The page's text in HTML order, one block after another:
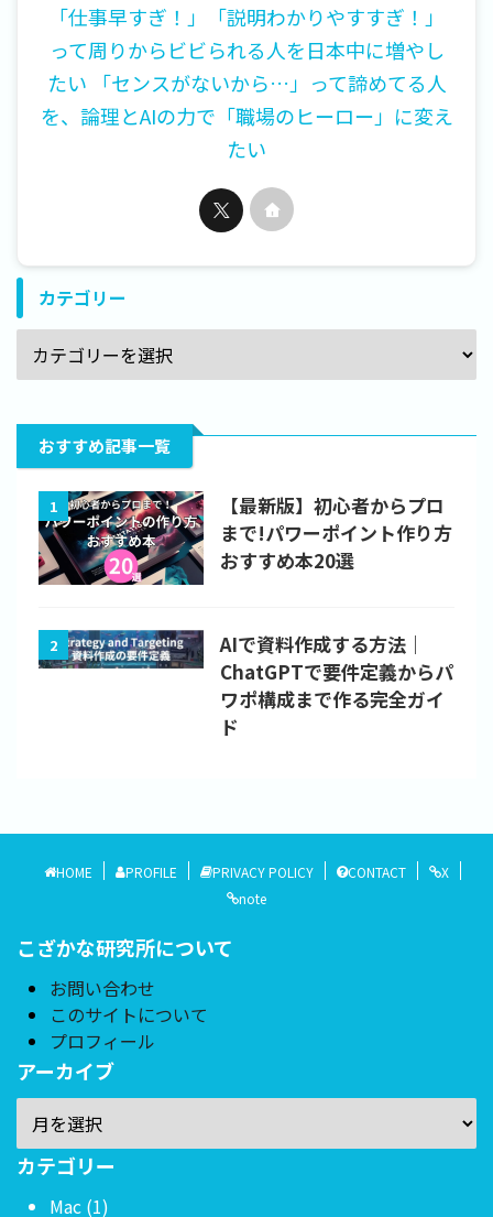
「仕事早すぎ！」「説明わかりやすすぎ！」
って周りからビビられる人を日本中に増やし
たい 「センスがないから…」って諦めてる人
を、論理とAIの力で「職場のヒーロー」に変え
たい
カテゴリー
おすすめ記事一覧
1
【最新版】初心者からプロ
まで!パワーポイント作り方
おすすめ本20選
2
AIで資料作成する方法｜
ChatGPTで要件定義からパ
ワポ構成まで作る完全ガイ
ド
HOME PROFILE PRIVACY POLICY CONTACT
X
note
こざかな研究所について
お問い合わせ
このサイトについて
プロフィール
アーカイブ
カテゴリー
Mac (1)